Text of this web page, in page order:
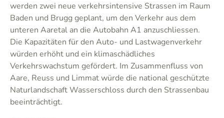
werden zwei neue verkehrsintensive Strassen im Raum
Baden und Brugg geplant, um den Verkehr aus dem
unteren Aaretal an die Autobahn A1 anzuschliessen.
Die Kapazitäten für den Auto- und Lastwagenverkehr
würden erhöht und ein klimaschädliches
Verkehrswachstum gefördert. Im Zusammenfluss von
Aare, Reuss und Limmat würde die national geschützte
Naturlandschaft Wasserschloss durch den Strassenbau
beeinträchtigt.